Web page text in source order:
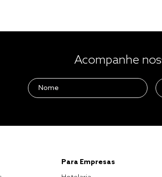
Acompanhe
Para Empresas